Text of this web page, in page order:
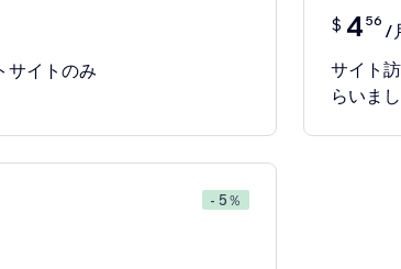
サイトのみ
$ 4 56 /
サイト
らいま
- 5％